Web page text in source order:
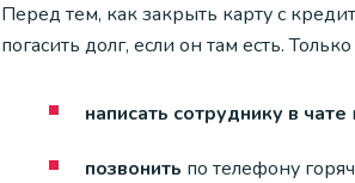
Перед тем, как закрыть карту с
погасить долг, если он там есть.
написать сотруднику в чате
позвонить по телефону